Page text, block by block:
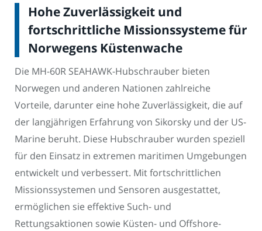
Hohe Zuverlässigkeit und
fortschrittliche Missionssysteme für
Norwegens Küstenwache
Die MH-60R SEAHAWK-Hubschrauber bieten
Norwegen und anderen Nationen zahlreiche
Vorteile, darunter eine hohe Zuverlässigkeit, die auf
der langjährigen Erfahrung von Sikorsky und der US-
Marine beruht. Diese Hubschrauber wurden speziell
für den Einsatz in extremen maritimen Umgebungen
entwickelt und verbessert. Mit fortschrittlichen
Missionssystemen und Sensoren ausgestattet,
ermöglichen sie effektive Such- und
Rettungsaktionen sowie Küsten- und Offshore-